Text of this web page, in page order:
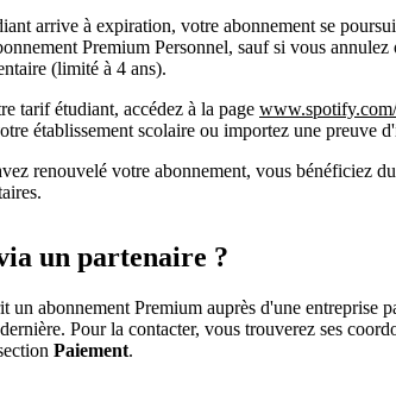
arrive à expiration, votre abonnement se
Premium Personnel, sauf si vous
(limité à 4 ans).
tarif étudiant, accédez à la page
établissement scolaire ou importez une preuve
renouvelé votre abonnement, vous bénéficiez
un partenaire ?
un abonnement Premium auprès d'une entreprise
Pour la contacter, vous trouverez ses
Paiement.